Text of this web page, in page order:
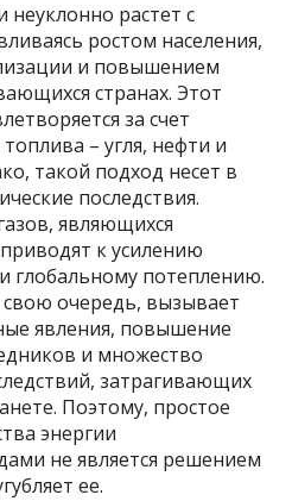
неуклонно растет с
ростом населения,
и повышением
странах. Этот
за счет
– угля, нефти и
такой подход несет в
последствия.
являющихся
к усилению
глобальному потеплению.
очередь, вызывает
явления, повышение
и множество
затрагивающих
Поэтому, простое
энергии
не является решением
ее.